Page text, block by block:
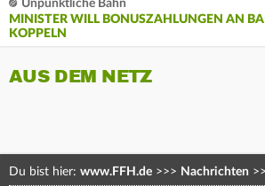
Unpünktliche Bahn
MINISTER WILL BONUSZAHLUNGEN AN
KOPPELN
AUS DEM NETZ
Du bist hier: www.FFH.de >>> Nachrichten